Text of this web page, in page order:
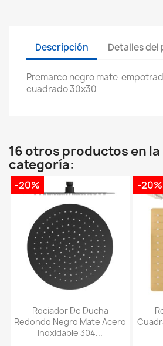
Descripción Detalles
Premarco negro mate
cuadrado 30x30
16 otros productos en la
categoría:
Rociador De Ducha
Redondo Negro Mate Acero
Inoxidable 304...
-20% -20%